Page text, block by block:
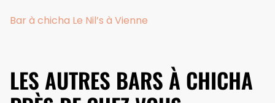
Bar à chicha Le Nil’s à Vienne
LES AUTRES BARS À CHICHA